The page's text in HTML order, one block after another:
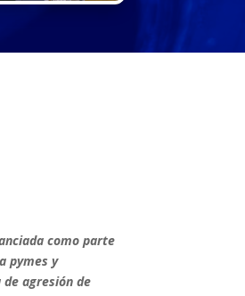
como parte
pymes y
agresión de